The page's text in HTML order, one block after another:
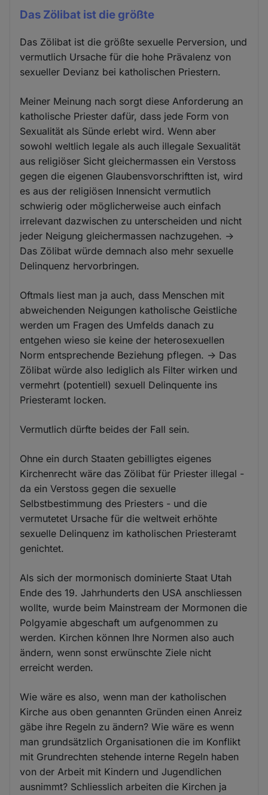
Das Zölibat ist die größte
Das Zölibat ist die größte sexuelle Perversion, und
vermutlich Ursache für die hohe Prävalenz von
sexueller Devianz bei katholischen Priestern.
Meiner Meinung nach sorgt diese Anforderung an
katholische Priester dafür, dass jede Form von
Sexualität als Sünde erlebt wird. Wenn aber
sowohl weltlich legale als auch illegale Sexualität
aus religiöser Sicht gleichermassen ein Verstoss
gegen die eigenen Glaubensvorschriftten ist, wird
es aus der religiösen Innensicht vermutlich
schwierig oder möglicherweise auch einfach
irrelevant dazwischen zu unterscheiden und nicht
jeder Neigung gleichermassen nachzugehen. ->
Das Zölibat würde demnach also mehr sexuelle
Delinquenz hervorbringen.
Oftmals liest man ja auch, dass Menschen mit
abweichenden Neigungen katholische Geistliche
werden um Fragen des Umfelds danach zu
entgehen wieso sie keine der heterosexuellen
Norm entsprechende Beziehung pflegen. -> Das
Zölibat würde also lediglich als Filter wirken und
vermehrt (potentiell) sexuell Delinquente ins
Priesteramt locken.
Vermutlich dürfte beides der Fall sein.
Ohne ein durch Staaten gebilligtes eigenes
Kirchenrecht wäre das Zölibat für Priester illegal -
da ein Verstoss gegen die sexuelle
Selbstbestimmung des Priesters - und die
vermutetet Ursache für die weltweit erhöhte
sexuelle Delinquenz im katholischen Priesteramt
genichtet.
Als sich der mormonisch dominierte Staat Utah
Ende des 19. Jahrhunderts den USA anschliessen
wollte, wurde beim Mainstream der Mormonen die
Polgyamie abgeschaft um aufgenommen zu
werden. Kirchen können Ihre Normen also auch
ändern, wenn sonst erwünschte Ziele nicht
erreicht werden.
Wie wäre es also, wenn man der katholischen
Kirche aus oben genannten Gründen einen Anreiz
gäbe ihre Regeln zu ändern? Wie wäre es wenn
man grundsätzlich Organisationen die im Konflikt
mit Grundrechten stehende interne Regeln haben
von der Arbeit mit Kindern und Jugendlichen
ausnimmt? Schliesslich arbeiten die Kirchen ja